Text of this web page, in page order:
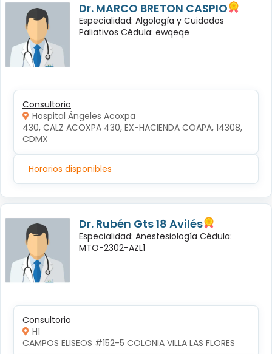
Dr. MARCO BRETON CASPIO
Especialidad: Algología y Cuidados
Paliativos Cédula: ewqeqe
Consultorio
Hospital Ángeles Acoxpa
430, CALZ ACOXPA 430, EX-HACIENDA COAPA, 14308,
CDMX
Horarios disponibles
Dr. Rubén Gts 18 Avilés
Especialidad: Anestesiología Cédula:
MTO-2302-AZL1
Consultorio
H1
CAMPOS ELISEOS #152-5 COLONIA VILLA LAS FLORES